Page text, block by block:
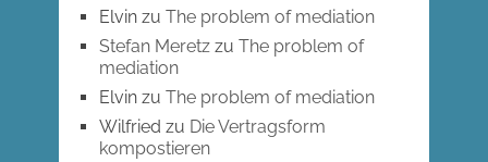
Elvinzu The problem of mediation
Stefan Meretzzu The problem of
mediation
Elvinzu The problem of mediation
Wilfried zu Die Vertragsform
kompostieren